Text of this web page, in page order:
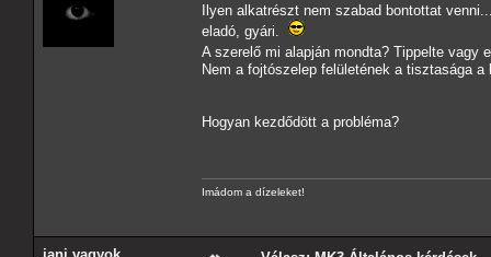
Ilyen alkatrészt nem szabad bontottat
eladó, gyári.
A szerelő mi alapján mondta? Tippelte
Nem a fojtószelep felületének a tisztasága
Hogyan kezdődött a probléma?
Imádom a dízeleket!